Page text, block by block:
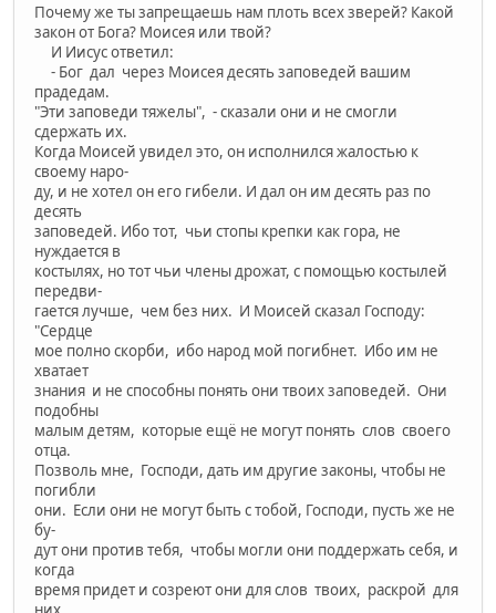
Почему же ты запрещаешь нам плоть всех зверей? Какой
закон от Бога? Моисея или твой?
И Иисус ответил:
- Бог дал через Моисея десять заповедей вашим
прадедам.
"Эти заповеди тяжелы", - сказали они и не смогли
сдержать их.
Когда Моисей увидел это, он исполнился жалостью к
своему наро-
ду, и не хотел он его гибели. И дал он им десять раз по
десять
заповедей. Ибо тот, чьи стопы крепки как гора, не
нуждается в
костылях, но тот чьи члены дрожат, с помощью костылей
передви-
гается лучше, чем без них. И Моисей сказал Господу:
"Сердце
мое полно скорби, ибо народ мой погибнет. Ибо им не
хватает
знания и не способны понять они твоих заповедей. Они
подобны
малым детям, которые ещё не могут понять слов своего
отца.
Позволь мне, Господи, дать им другие законы, чтобы не
погибли
они. Если они не могут быть с тобой, Господи, пусть же не
бу-
дут они против тебя, чтобы могли они поддержать себя, и
когда
время придет и созреют они для слов твоих, раскрой для